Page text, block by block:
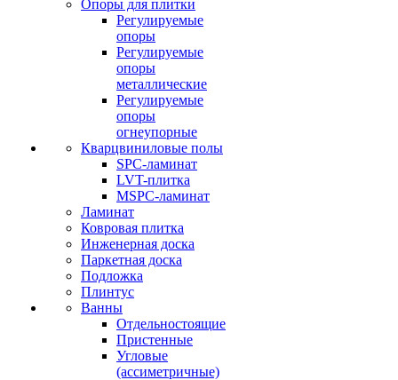
Опоры для плитки
Регулируемые
опоры
Регулируемые
опоры
металлические
Регулируемые
опоры
огнеупорные
Кварцвиниловые полы
SPC-ламинат
LVT-плитка
MSPC-ламинат
Ламинат
Ковровая плитка
Инженерная доска
Паркетная доска
Подложка
Плинтус
Ванны
Отдельностоящие
Пристенные
Угловые
(ассиметричные)